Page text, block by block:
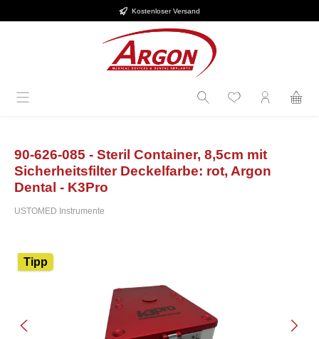
Kostenloser Versand
90-626-085 - Steril Container, 8,5cm mit
Sicherheitsfilter Deckelfarbe: rot, Argon
Dental - K3Pro
USTOMED Instrumente
Bildergalerie überspringen
Tipp